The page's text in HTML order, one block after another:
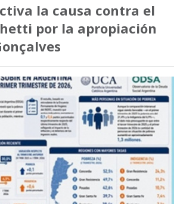
la causa contra el
por la apropiación